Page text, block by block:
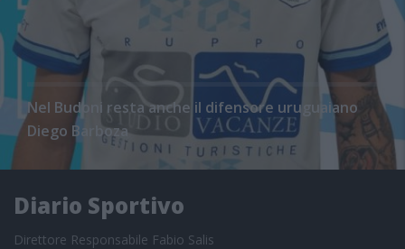
Nel Budoni resta anche il difensore uruguaiano
Diego Barboza
Diario Sportivo
Direttore Responsabile Fabio Salis